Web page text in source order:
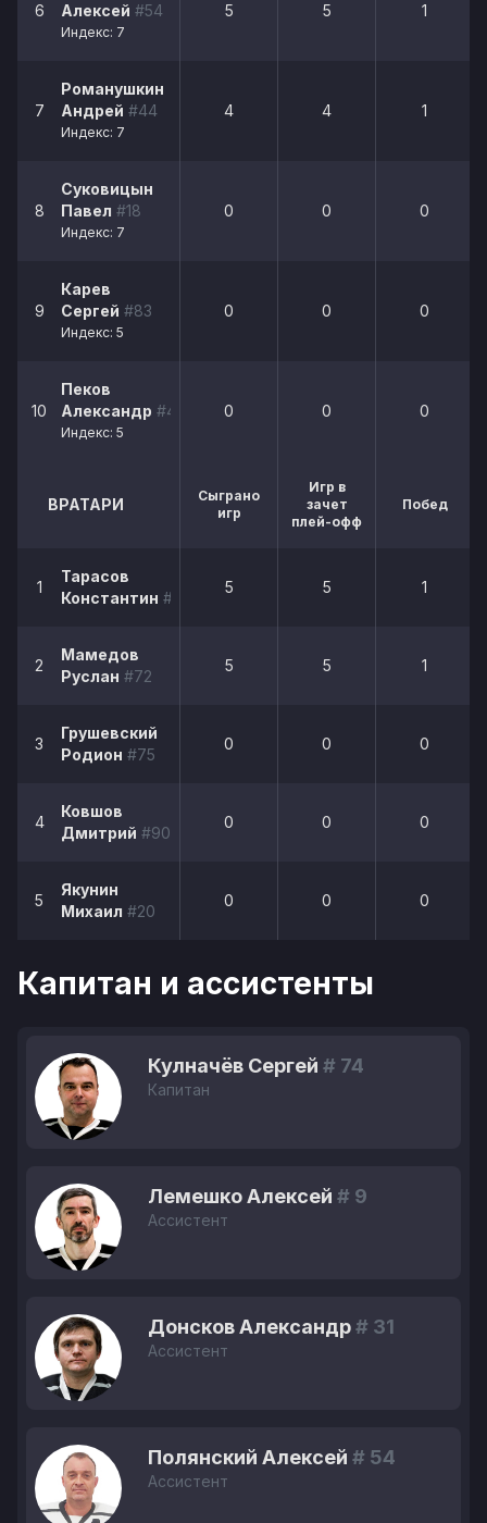
6 Алексей #54
Индекс: 7
5 5 1
7
Романушкин
Андрей #44
Индекс: 7
4 4 1
8
Суковицын
Павел #18
Индекс: 7
0 0 0
9
Карев
Сергей #83
Индекс: 5
0 0 0
10
Пеков
Александр #49
Индекс: 5
0 0 0
ВРАТАРИ
Сыграно
игр
Игр в
зачет
плей-офф
Побед
1
Тарасов
Константин #50
5 5 1
2
Мамедов
Руслан #72
5 5 1
3
Грушевский
Родион #75
0 0 0
4
Ковшов
Дмитрий #90
0 0 0
5
Якунин
Михаил #20
0 0 0
Капитан и ассистенты
Кулначёв Сергей # 74
Капитан
Лемешко Алексей # 9
Ассистент
Донсков Александр# 31
Ассистент
Полянский Алексей # 54
Ассистент